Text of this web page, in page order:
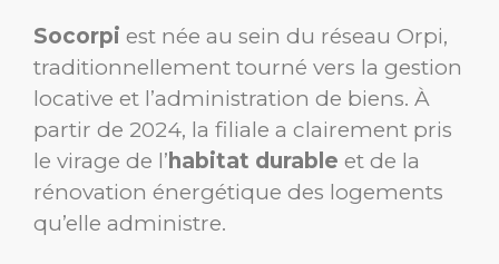
Socorpi est née au sein du réseau Orpi,
traditionnellement tourné vers la gestion
locative et l’administration de biens. À
partir de 2024, la filiale a clairement pris
le virage de l’ habitat durable et de la
rénovation énergétique des logements
qu’elle administre.